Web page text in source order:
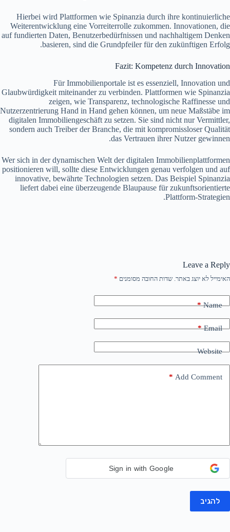
Hierbei wird Plattformen wie Spinanzia durch ihre kontinuierliche
Weiterentwicklung eine Vorreiterrolle zukommen. Innovationen, die
auf fundierten Daten, Benutzerbedürfnissen und nachhaltigem Denken
basieren, sind die Grundpfeiler für den zukünftigen Erfolg.
Fazit: Kompetenz durch Innovation
Für Immobilienportale ist es essenziell, Innovation und
Glaubwürdigkeit miteinander zu verbinden. Plattformen wie Spinanzia
zeigen, wie Transparenz, technologische Raffinesse und
Nutzerzentrierung Hand in Hand gehen können, um neue Maßstäbe im
digitalen Immobiliengeschäft zu setzen. Sie sind nicht nur Vermittler,
sondern auch Treiber der Branche, die mit kompromissloser Qualität
das Vertrauen ihrer Nutzer gewinnen.
Wer sich in der dynamischen Welt der digitalen Immobilienplattformen
positionieren will, sollte diese Entwicklungen genau verfolgen und auf
innovative, bewährte Technologien setzen. Das Beispiel Spinanzia
liefert dabei eine überzeugende Blaupause für zukunftsorientierte
Plattform-Strategien.
Leave a Reply
האימייל לא יוצג באתר. שדות החובה מסומנים *
Name
*
Email
*
Website
Add Comment
*
Sign in with Google
להגיב